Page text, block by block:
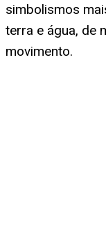
simbolismos
terra e água, de
movimento.